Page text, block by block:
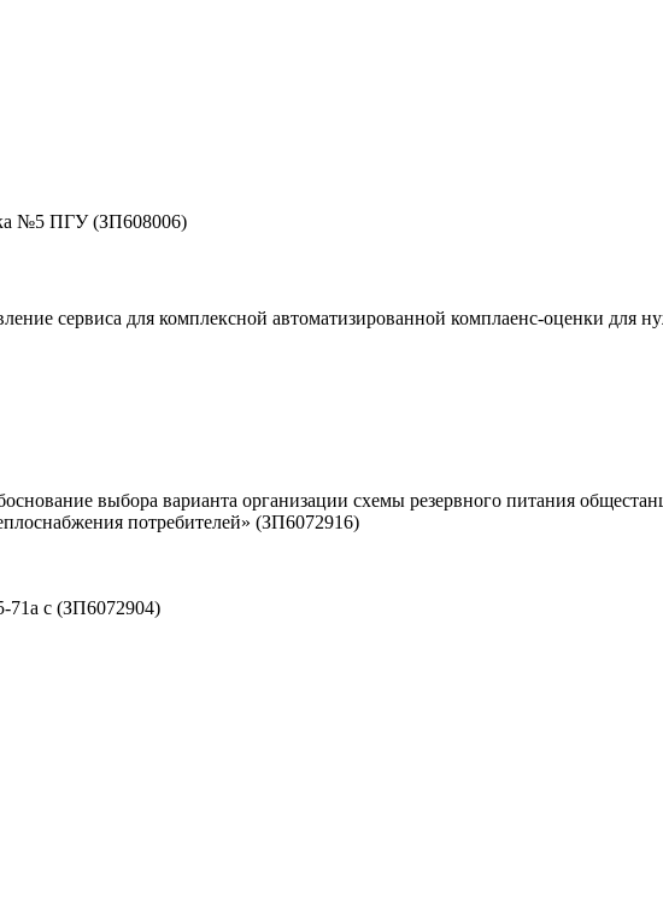
№5 ПГУ (ЗП608006)
сервиса для комплексной автоматизированной комплаенс-оценки
выбора варианта организации схемы резервного питания
потребителей» (ЗП6072916)
71а с (ЗП6072904)